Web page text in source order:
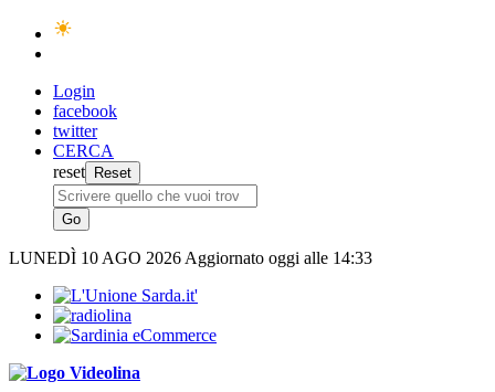
Login
facebook
twitter
CERCA
reset
LUNEDÌ 10 AGO 2026 Aggiornato oggi alle 14:33